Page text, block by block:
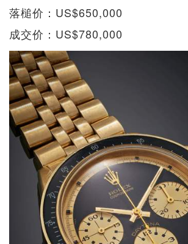
落槌价：US$650,000
成交价：US$780,000